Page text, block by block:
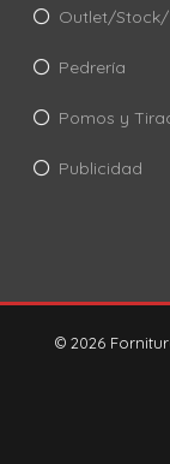
Outlet/
Pedrería
Pomos y
Publicidad
© 2026